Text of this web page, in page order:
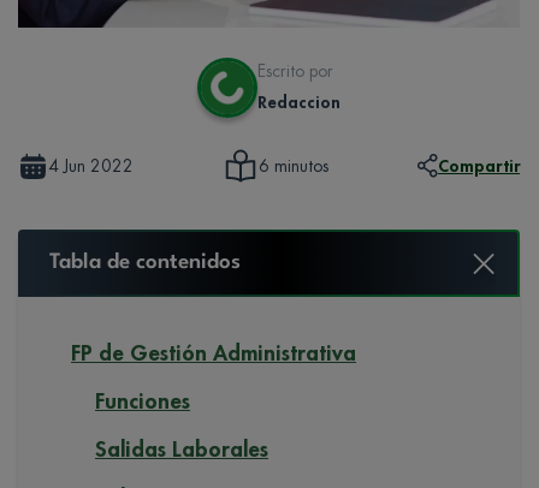
Escrito por
Redaccion
4 Jun 2022 6 minutos Compartir
Tabla de contenidos
FP de Gestión Administrativa
Funciones
Salidas Laborales